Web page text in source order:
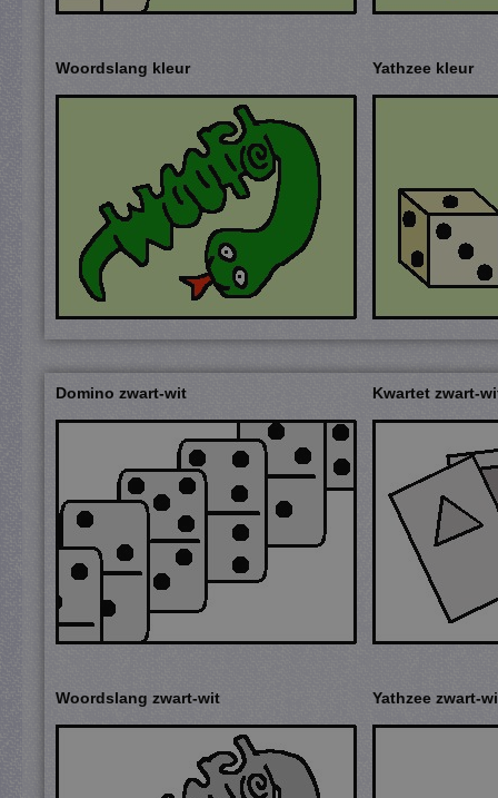
Woordslang kleur Yathzee kleur
Domino zwart-wit Kwartet zwart-
Woordslang zwart-wit Yathzee zwart-